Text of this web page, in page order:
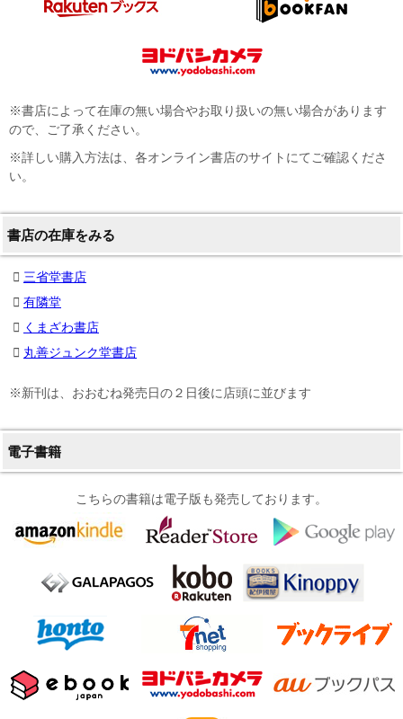
※書店によって在庫の無い場合やお取り扱いの無い場合があります
ので、ご了承ください。
※詳しい購入方法は、各オンライン書店のサイトにてご確認くださ
い。
書店の在庫をみる
三省堂書店
有隣堂
くまざわ書店
丸善ジュンク堂書店
※新刊は、おおむね発売日の２日後に店頭に並びます
電子書籍
こちらの書籍は電子版も発売しております。